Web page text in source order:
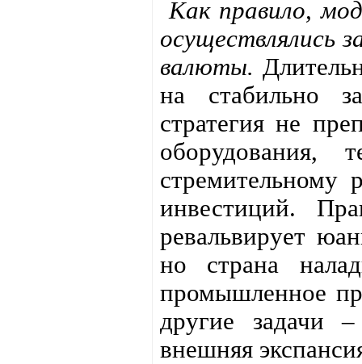
Как правило,
осуществлялись
валюты.
на стабильно
стратегия не
оборудования,
стремительному
инвестиций.
ревальвирует
но страна
промышленное
другие задачи
внешняя